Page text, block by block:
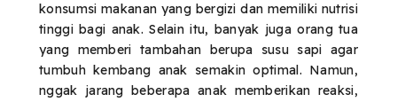
konsumsi makanan yang bergizi dan memiliki nutrisi
tinggi bagi anak. Selain itu, banyak juga orang tua
yang memberi tambahan berupa susu sapi agar
tumbuh kembang anak semakin optimal. Namun,
nggak jarang beberapa anak memberikan reaksi,